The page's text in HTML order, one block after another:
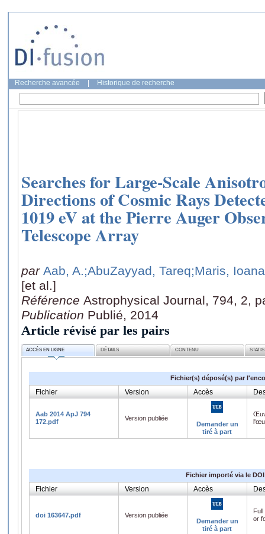
Recherche avancée Historique de recherche
Searches for Large-Scale
Directions of Cosmic Rays
1019 eV at the Pierre Auger
Telescope Array
par Aab, A.;AbuZayyad, Tareq;Maris,
[et al.]
Référence Astrophysical Journal, 794, 2,
Publication Publié, 2014
Article révisé par les pairs
ACCÈS EN LIGNE DÉTAILS CONTENU
Fichier(s) déposé(s) par
Fichier Version Accès
Aab 2014 ApJ 794
172.pdf
Version publiée
Demander un
tiré à part
Fichier importé via le DOI
Fichier Version Accès
doi 163647.pdf
Version publiée
Demander un
tiré à part
or